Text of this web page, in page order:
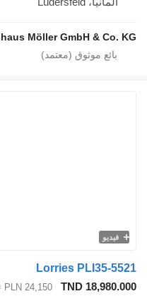
Autohaus Möller GmbH
Lorries
TND
PLN 24,150
≈ €5,608